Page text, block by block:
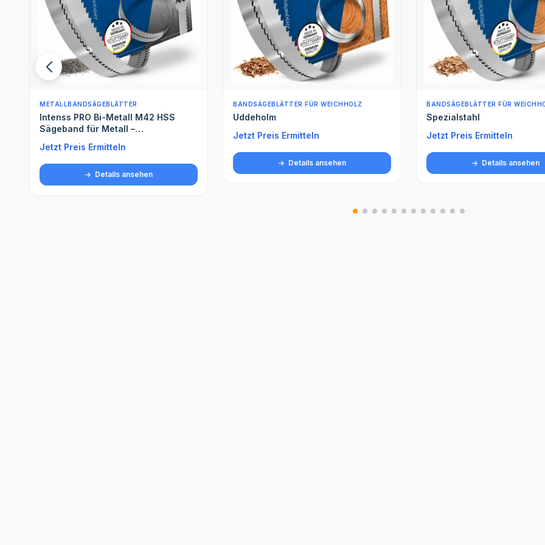
BANDSÄGEBLÄTTER FÜR WEICHHOLZ
Uddeholm
Jetzt Preis Ermitteln
Details ansehen
BANDSÄGEBLÄTTER FÜR WEICHHOLZ
Spezialstahl
Jetzt Preis Ermitteln
Details ansehen
ROLLENWARE (METERWARE)
Spezialstahl gehärtet
Jetzt Preis Ermitteln
Details ansehen